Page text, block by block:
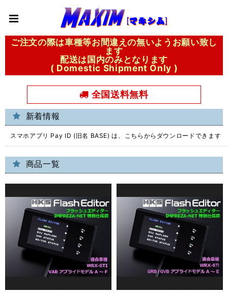
ご注文の際は車種等お間違えの無いようお願い致し
ます
配送は国内のみとなります
( Domestic Shipment Only )
全国送料無料
新着情報
スマホアプリ Pay ID (旧名 BASE) は、こちらからダウンロードできます
商品一覧